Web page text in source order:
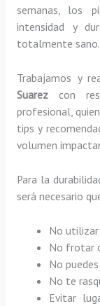
semanas, los
intensidad y
totalmente sano.
Trabajamos y
Suarez con
profesional,
tips y
volumen
Para la
será necesario
No
No frotar
No
No te
Evitar